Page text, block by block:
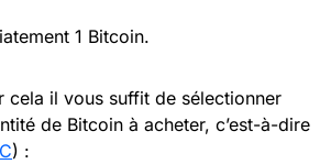
1 Bitcoin.
cela il vous suffit de sélectionner
de Bitcoin à acheter, c’est-à-dire
) :